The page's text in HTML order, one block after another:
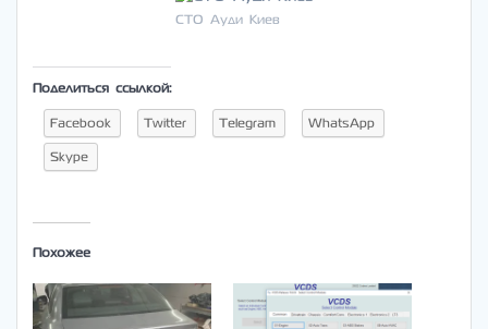
СТО Ауди Киев
Поделиться ссылкой:
Facebook Twitter Telegram WhatsApp
Skype
Похожее